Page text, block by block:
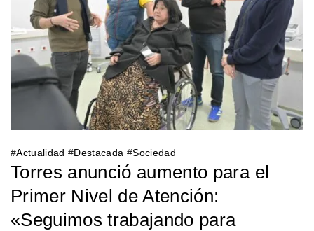
#Actualidad #Destacada #Sociedad
Torres anunció aumento para el
Primer Nivel de Atención:
«Seguimos trabajando para